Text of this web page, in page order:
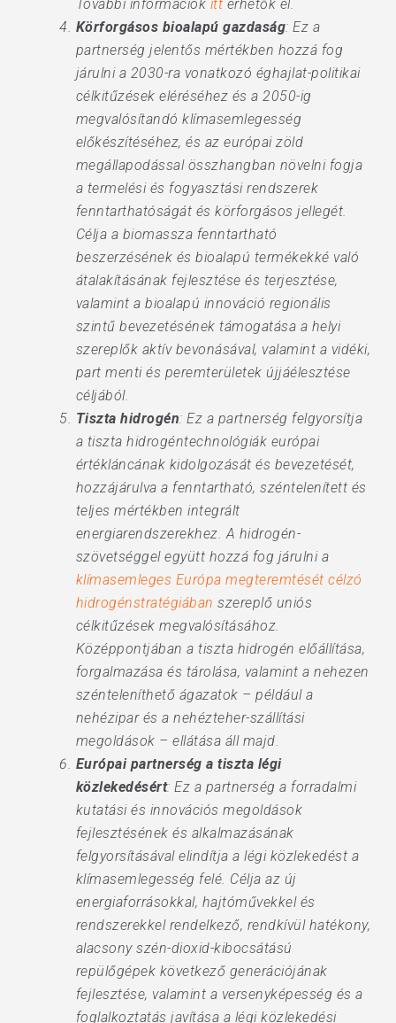
További információk itt érhetők el.
Körforgásos bioalapú gazdaság: Ez a
partnerség jelentős mértékben hozzá fog
járulni a 2030-ra vonatkozó éghajlat-politikai
célkitűzések eléréséhez és a 2050-ig
megvalósítandó klímasemlegesség
előkészítéséhez, és az európai zöld
megállapodással összhangban növelni fogja
a termelési és fogyasztási rendszerek
fenntarthatóságát és körforgásos jellegét.
Célja a biomassza fenntartható
beszerzésének és bioalapú termékekké való
átalakításának fejlesztése és terjesztése,
valamint a bioalapú innováció regionális
szintű bevezetésének támogatása a helyi
szereplők aktív bevonásával, valamint a vidéki,
part menti és peremterületek újjáélesztése
céljából.
Tiszta hidrogén: Ez a partnerség felgyorsítja
a tiszta hidrogéntechnológiák európai
értékláncának kidolgozását és bevezetését,
hozzájárulva a fenntartható, széntelenített és
teljes mértékben integrált
energiarendszerekhez. A hidrogén-
szövetséggel együtt hozzá fog járulni a
klímasemleges Európa megteremtését célzó
hidrogénstratégiában szereplő uniós
célkitűzések megvalósításához.
Középpontjában a tiszta hidrogén előállítása,
forgalmazása és tárolása, valamint a nehezen
szénteleníthető ágazatok – például a
nehézipar és a nehézteher-szállítási
megoldások – ellátása áll majd.
Európai partnerség a tiszta légi
közlekedésért: Ez a partnerség a forradalmi
kutatási és innovációs megoldások
fejlesztésének és alkalmazásának
felgyorsításával elindítja a légi közlekedést a
klímasemlegesség felé. Célja az új
energiaforrásokkal, hajtóművekkel és
rendszerekkel rendelkező, rendkívül hatékony,
alacsony szén-dioxid-kibocsátású
repülőgépek következő generációjának
fejlesztése, valamint a versenyképesség és a
foglalkoztatás javítása a légi közlekedési